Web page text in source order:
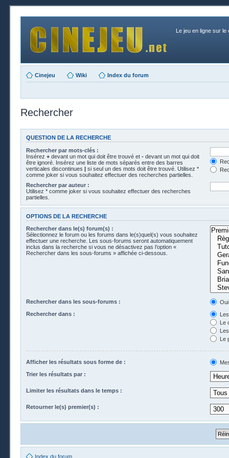
Le jeu en ligne sur le
Cinejeu Wiki Index du forum
Rechercher
QUESTION DE LA RECHERCHE
Rechercher par mots-clés :
Insérez + devant un mot qui doit être trouvé et - devant un mot qui doit
être ignoré. Insérez une liste de mots séparés entre des barres
verticales discontinues | si seul un des mots doit être trouvé. Utilisez *
comme joker si vous souhaitez effectuer des recherches partielles.
Rechercher par auteur :
Utilisez * comme joker si vous souhaitez effectuer des recherches
partielles.
OPTIONS DE LA RECHERCHE
Rechercher dans le(s) forum(s) :
Sélectionnez le forum ou les forums dans le(s)quel(s) vous souhaitez
effectuer une recherche. Les sous-forums seront automatiquement
inclus dans la recherche si vous ne désactivez pas l’option «
Rechercher dans les sous-forums » affichée ci-dessous.
Rechercher dans les sous-forums :
Oui
Rechercher dans :
Le
Le
Afficher les résultats sous forme de :
Trier les résultats par :
Limiter les résultats dans le temps :
Retourner le(s) premier(s) :
Index du forum